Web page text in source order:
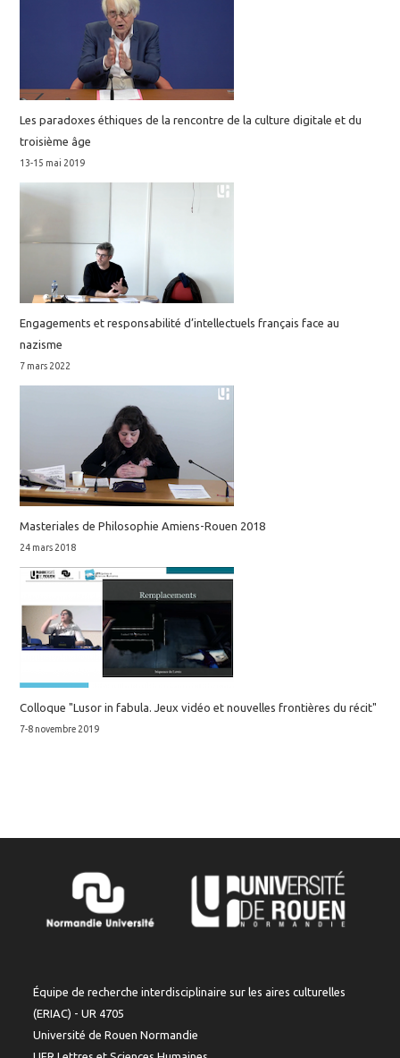
Les paradoxes éthiques de la rencontre de la culture digitale et du
troisième âge
13-15 mai 2019
Engagements et responsabilité d’intellectuels français face au
nazisme
7 mars 2022
Masteriales de Philosophie Amiens-Rouen 2018
24 mars 2018
Colloque "Lusor in fabula. Jeux vidéo et nouvelles frontières du récit"
7-8 novembre 2019
Équipe de recherche interdisciplinaire sur les aires culturelles
(ERIAC) - UR 4705
Université de Rouen Normandie